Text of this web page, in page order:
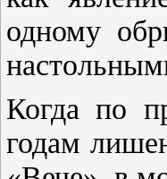
одному
Когда по
годам